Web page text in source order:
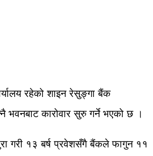
रहेको शाइन रेसुङ्गा बैंक
भवनबाट कारोवार सुरु गर्ने भएको छ ।
गरी १३ बर्ष प्रवेशसँगै बैंकले फागुन ११